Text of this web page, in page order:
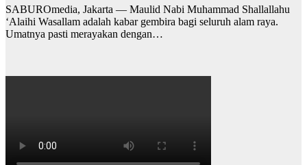
SABUROmedia, Jakarta — Maulid Nabi Muhammad Shallallahu
‘Alaihi Wasallam adalah kabar gembira bagi seluruh alam raya.
Umatnya pasti merayakan dengan…